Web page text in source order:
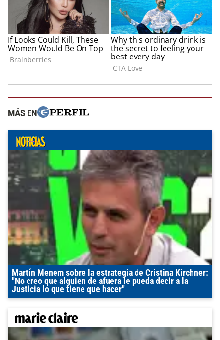
MÁS EN
Martín Menem sobre la estrategia de Cristina Kirchner:
"No creo que alguien de afuera le pueda decir a la
Justicia lo que tiene que hacer"